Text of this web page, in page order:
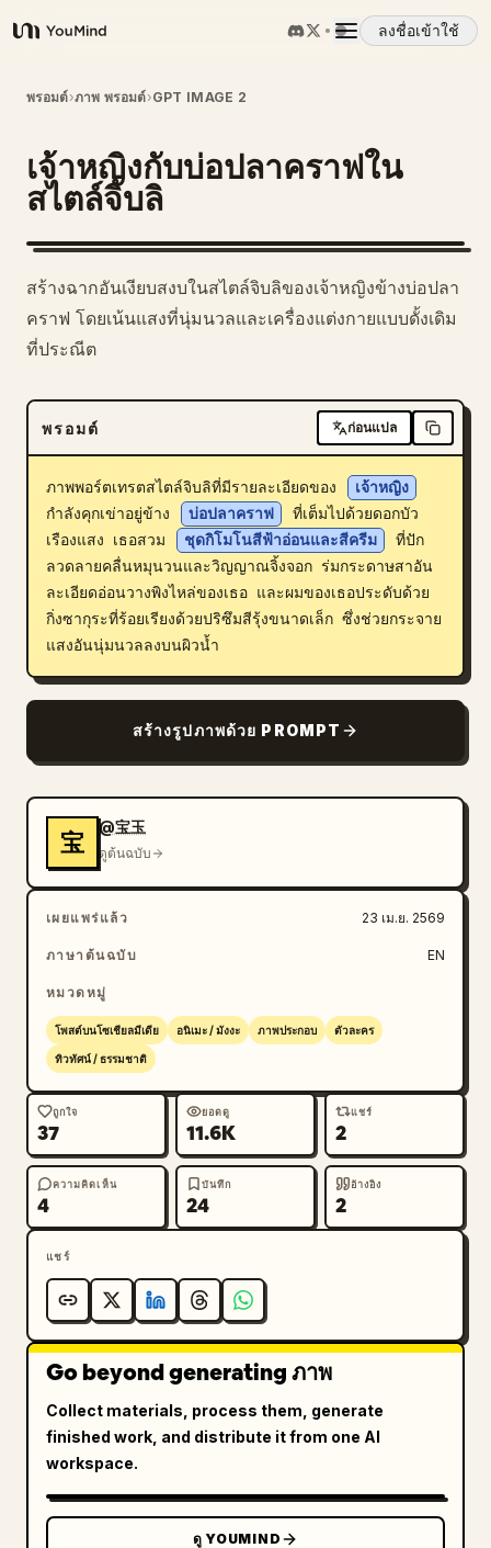
YouMind
ลงชื่อเข้าใช้
ภาพรวม
กรณีการใช้งาน
ทักษะ
พรอมต์
ดาวน์โหลด
บล็อก
อัปเดต
พรอมต์›ภาพ พรอมต์›GPT IMAGE 2
เจ้าหญิงกับบ่อปลาคราฟใน
สไตล์จิบลิ
สร้างฉากอันเงียบสงบในสไตล์จิบลิของเจ้าหญิงข้างบ่อปลา
คราฟ โดยเน้นแสงที่นุ่มนวลและเครื่องแต่งกายแบบดั้งเดิม
ที่ประณีต
พรอมต์ ก่อนแปล
ภาพพอร์ตเทรตสไตล์จิบลิที่มีรายละเอียดของ
เจ้าหญิง
กำลังคุกเข่าอยู่ข้าง
บ่อปลาคราฟ
ที่เต็มไปด้วยดอกบัว
เรืองแสง เธอสวม
ชุดกิโมโนสีฟ้าอ่อนและสีครีม
ที่ปัก
ลวดลายคลื่นหมุนวนและวิญญาณจิ้งจอก ร่มกระดาษสาอัน
ละเอียดอ่อนวางพิงไหล่ของเธอ และผมของเธอประดับด้วย
กิ่งซากุระที่ร้อยเรียงด้วยปริซึมสีรุ้งขนาดเล็ก ซึ่งช่วยกระจาย
แสงอันนุ่มนวลลงบนผิวน้ำ
สร้างรูปภาพด้วย PROMPT
宝
@宝玉
ดูต้นฉบับ
เผยแพร่แล้ว 23 เม.ย. 2569
ภาษาต้นฉบับ EN
หมวดหมู่
โพสต์บนโซเชียลมีเดีย อนิเมะ / มังงะ ภาพประกอบ ตัวละคร
ทิวทัศน์ / ธรรมชาติ
ถูกใจ
37
ยอดดู
11.6K
แชร์
2
ความคิดเห็น
4
บันทึก
24
อ้างอิง
2
แชร์
Go beyond generating ภาพ
Collect materials, process them, generate
finished work, and distribute it from one AI
workspace.
ดู YOUMIND